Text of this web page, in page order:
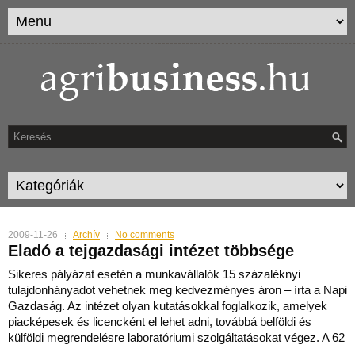
2009-11-26 Archív No comments
Eladó a tejgazdasági intézet többsége
Sikeres pályázat esetén a munkavállalók 15 százaléknyi
tulajdonhányadot vehetnek meg kedvezményes áron – írta a Napi
Gazdaság. Az intézet olyan kutatásokkal foglalkozik, amelyek
piacképesek és licencként el lehet adni, továbbá belföldi és
külföldi megrendelésre laboratóriumi szolgáltatásokat végez. A 62